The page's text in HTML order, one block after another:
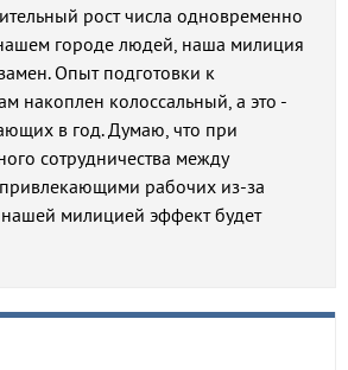
рост числа одновременно
городе людей, наша милиция
Опыт подготовки к
накоплен колоссальный, а это -
в год. Думаю, что при
сотрудничества между
рабочих из-за
милицией эффект будет